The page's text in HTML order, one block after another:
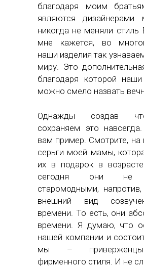
благодаря моим
являются дизайнерами
никогда не меняли стиль
мне кажется, во
наши изделия так
миру. Это
благодаря которой
можно смело назвать
Однажды создав
сохраняем это
вам пример. Смотрите, на
серьги моей мамы,
их в подарок в
сегодня они не
старомодными,
внешний вид
времени. То есть, они
времени. Я думаю, что
нашей компании и
мы –
фирменного стиля. И не